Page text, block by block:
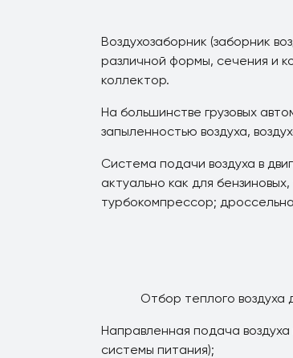
Воздухозаборник (заборник
различной формы, сечения и
коллектор.
На большинстве грузовых
запыленностью воздуха,
Система подачи воздуха в
актуально как для
турбокомпрессор;
Отбор теплого воздуха
Направленная подача
системы питания);